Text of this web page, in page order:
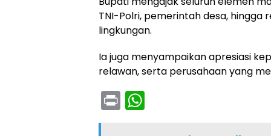
TNI-Polri, pemerintah desa,
lingkungan.
Ia juga menyampaikan apresiasi
relawan, serta perusahaan yang
Pr